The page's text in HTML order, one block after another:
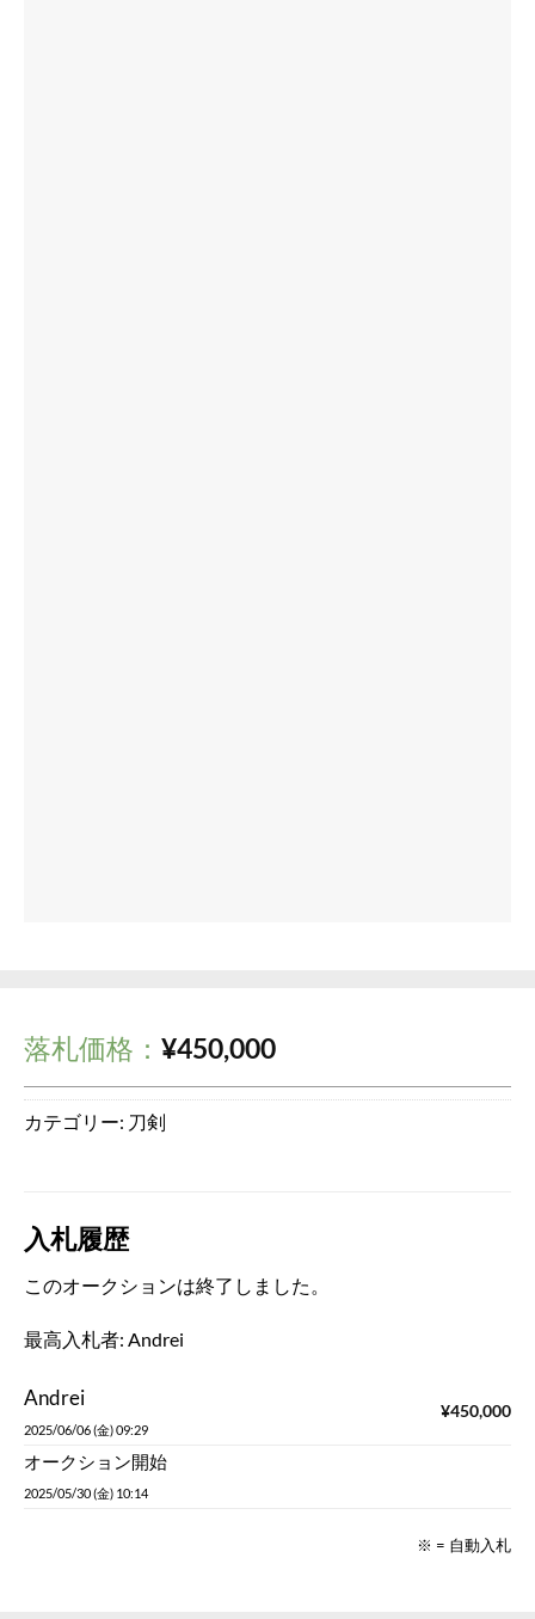
落札価格： ¥450,000
カテゴリー: 刀剣
入札履歴
このオークションは終了しました。
最高入札者: Andrei
Andrei
2025/06/06 (金) 09:29
¥450,000
オークション開始
2025/05/30 (金) 10:14
※ = 自動入札